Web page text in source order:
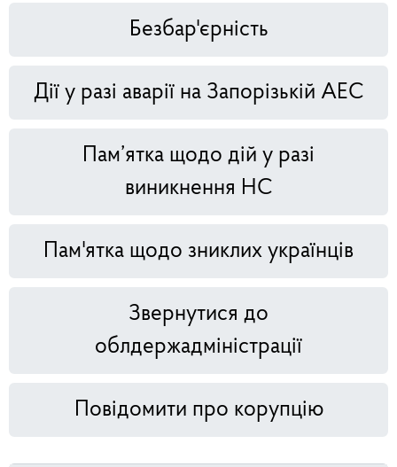
Безбар'єрність
Дії у разі аварії на Запорізькій АЕС
Пам’ятка щодо дій у разі
виникнення НС
Пам'ятка щодо зниклих українців
Звернутися до
облдержадміністрації
Повідомити про корупцію